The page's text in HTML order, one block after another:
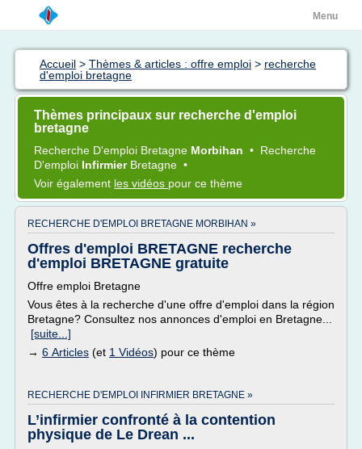
Menu
Accueil > Thèmes & articles : offre emploi > recherche
d'emploi bretagne
Thèmes principaux sur recherche d'emploi
bretagne
Recherche D'emploi Bretagne Morbihan • Recherche
D'emploi Infirmier Bretagne •
Voir également les vidéos pour ce thème
RECHERCHE D'EMPLOI BRETAGNE MORBIHAN »
Offres d'emploi BRETAGNE recherche
d'emploi BRETAGNE gratuite
Offre emploi Bretagne
Vous êtes à la recherche d'une offre d'emploi dans la région
Bretagne? Consultez nos annonces d'emploi en Bretagne...
[suite...]
→ 6 Articles (et 1 Vidéos) pour ce thème
RECHERCHE D'EMPLOI INFIRMIER BRETAGNE »
L’infirmier confronté à la contention
physique de Le Drean ...